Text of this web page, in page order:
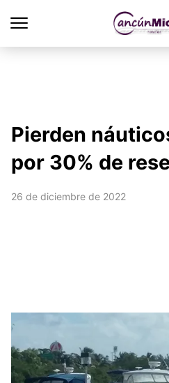
Pierden
por 30% de
26 de diciembre de 2022